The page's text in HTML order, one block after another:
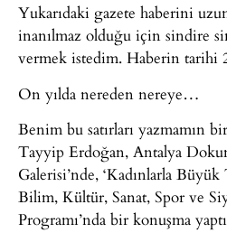
Yukarıdaki gazete haberini
inanılmaz olduğu için sindire
vermek istedim. Haberin tarihi
On yılda nereden nereye…
Benim bu satırları yazmamın
Tayyip Erdoğan, Antalya
Galerisi’nde, ‘Kadınlarla
Bilim, Kültür, Sanat, Spor ve
Programı’nda bir konuşma